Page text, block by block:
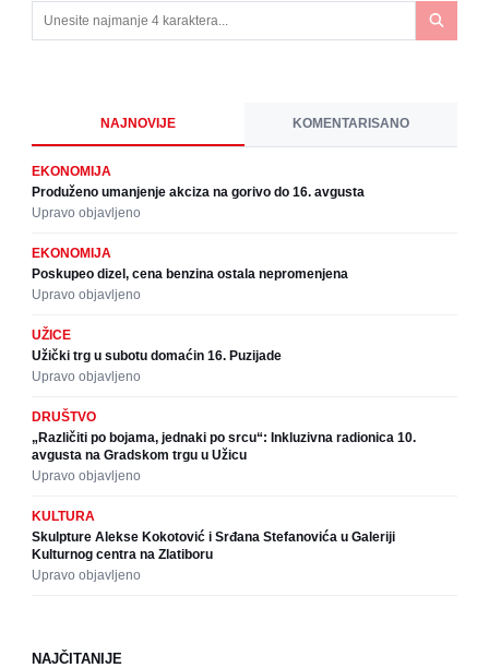
NAJNOVIJE KOMENTARISANO
EKONOMIJA
Produženo umanjenje akciza na gorivo do 16. avgusta
Upravo objavljeno
EKONOMIJA
Poskupeo dizel, cena benzina ostala nepromenjena
Upravo objavljeno
UŽICE
Užički trg u subotu domaćin 16. Puzijade
Upravo objavljeno
DRUŠTVO
„Različiti po bojama, jednaki po srcu“: Inkluzivna radionica 10.
avgusta na Gradskom trgu u Užicu
Upravo objavljeno
KULTURA
Skulpture Alekse Kokotović i Srđana Stefanovića u Galeriji
Kulturnog centra na Zlatiboru
Upravo objavljeno
NAJČITANIJE